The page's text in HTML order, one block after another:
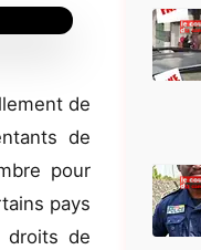
de
de
pour
pays
droits de